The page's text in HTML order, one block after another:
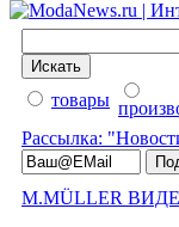
товары
Рассылка:
M.MÜLLER